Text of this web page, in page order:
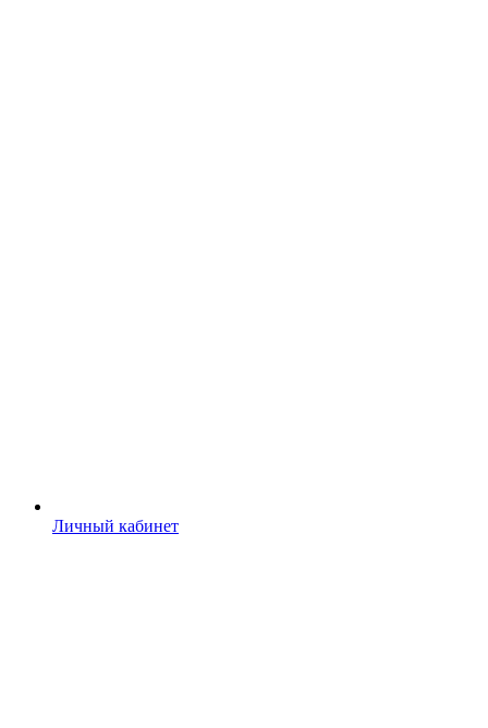
Личный кабинет